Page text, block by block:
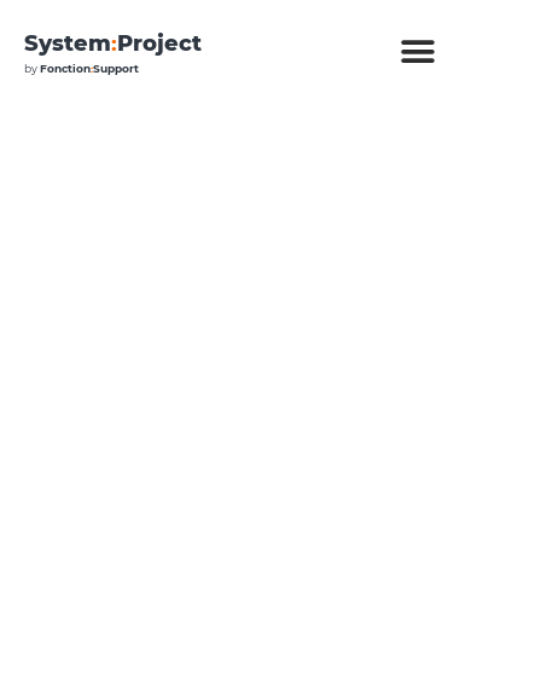
System:Project
byFonction:Support